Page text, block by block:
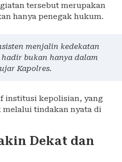
tersebut merupakan
hanya penegak hukum.
menjalin kedekatan
bukan hanya dalam
Kapolres.
institusi kepolisian, yang
melalui tindakan nyata di
Dekat dan